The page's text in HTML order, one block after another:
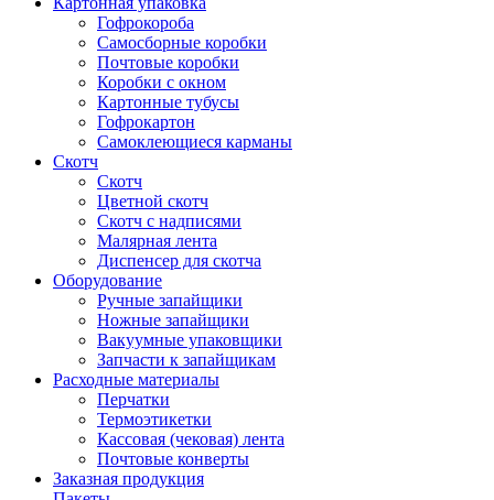
Гофрокороба
Самосборные коробки
Почтовые коробки
Коробки с окном
Картонные тубусы
Гофрокартон
Самоклеющиеся карманы
Скотч
Скотч
Цветной скотч
Скотч с надписями
Малярная лента
Диспенсер для скотча
Оборудование
Ручные запайщики
Ножные запайщики
Вакуумные упаковщики
Запчасти к запайщикам
Расходные материалы
Перчатки
Термоэтикетки
Кассовая (чековая) лента
Почтовые конверты
Заказная продукция